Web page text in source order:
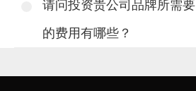
请问投资贵公司品牌所需要
的费用有哪些？